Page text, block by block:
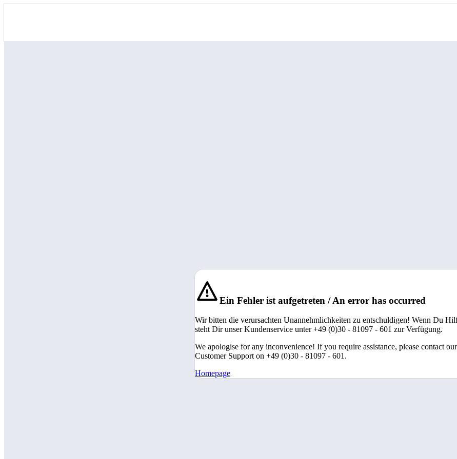
Ein Fehler ist aufgetreten / An error has occurred
Wir bitten die verursachten Unannehmlichkeiten zu entschuldigen! Wenn Du
steht Dir unser Kundenservice unter +49 (0)30 - 81097 - 601 zur Verfügung.
We apologise for any inconvenience! If you require assistance, please contact
Customer Support on +49 (0)30 - 81097 - 601.
Homepage